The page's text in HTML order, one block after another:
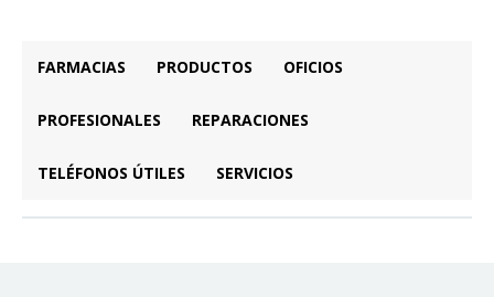
FARMACIAS PRODUCTOS OFICIOS
PROFESIONALES REPARACIONES
TELÉFONOS ÚTILES SERVICIOS